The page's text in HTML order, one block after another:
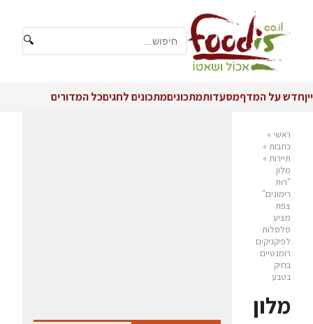
🔍
ייןחדש על המדףמסעדותמתכוניםמתכונים לחגיםכל המדורים
ראשי »
כתבות »
תיירות »
מלון
"רות
רימונים"
צפת
מציע
סלסלות
לפיקניקים
רומנטיים
בחיק
בטבע
מלון